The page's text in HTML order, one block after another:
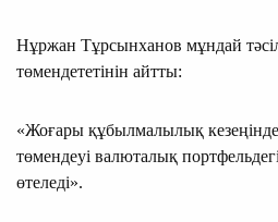
Нұржан Тұрсынханов мұндай тәсіл
төмендететінін айтты:
«Жоғары құбылмалылық
төмендеуі валюталық
өтеледі».